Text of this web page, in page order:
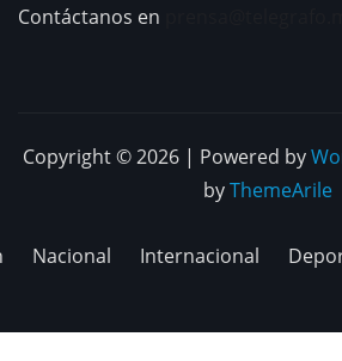
Contáctanos en
Copyright © 2026 | Powered by
byThemeArile
Nacional Internacional